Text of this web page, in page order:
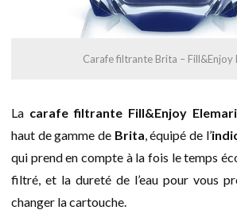
Carafe filtrante Brita – Fill&Enjoy
La carafe filtrante Fill&Enjoy
haut de gamme de Brita , équipé de l’
qui prend en compte à la fois le temps
filtré, et la dureté de l’eau pour vous
changer la cartouche.